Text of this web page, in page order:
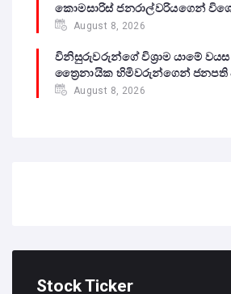
කොමසාරිස් ජනරාල්වරියගෙන්
August 8, 2026
විනිසුරුවරුන්ගේ විශ්‍රාම යාමේ වයස
ත්‍රෛනායික හිමිවරුන්ගෙන් ජනපති
August 8, 2026
Stock Ticker